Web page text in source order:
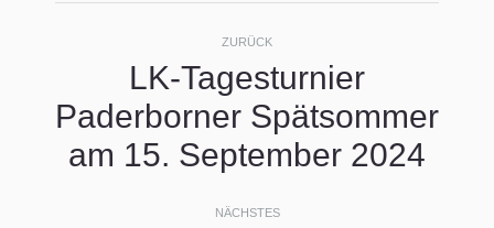
ZURÜCK
Vorheriger
Beitrag:
LK-Tagesturnier
Paderborner Spätsommer
am 15. September 2024
NÄCHSTES